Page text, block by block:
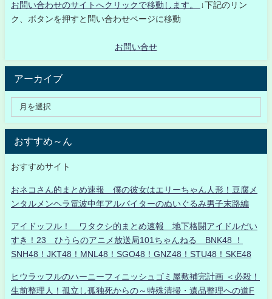
お問い合わせのサイトへクリックで移動します。
↓下記のリン
ク、ボタンを押すと問い合わせページに移動
お問い合せ
アーカイブ
おすすめ～ん
おすすめサイト
おネコさん的まとめ速報 僕の彼女はエリーちゃん人形！豆腐メ
ンタルメンヘラ電波中年アルバイターのぬいぐるみ男子末路編
アイドッフル！ ワタクシ的まとめ速報 地下格闘アイドルだい
すき！23 ひうらのアニメ放送局101ちゃんねる BNK48 ！
SNH48！JKT48！MNL48！SGO48！GNZ48！STU48！SKE48
ヒウラッフルのハーニーフィニッシュゴミ屋敷補完計画 ＜必殺！
生前整理人！孤立し孤独死からの～特殊清掃・遺品整理への道F